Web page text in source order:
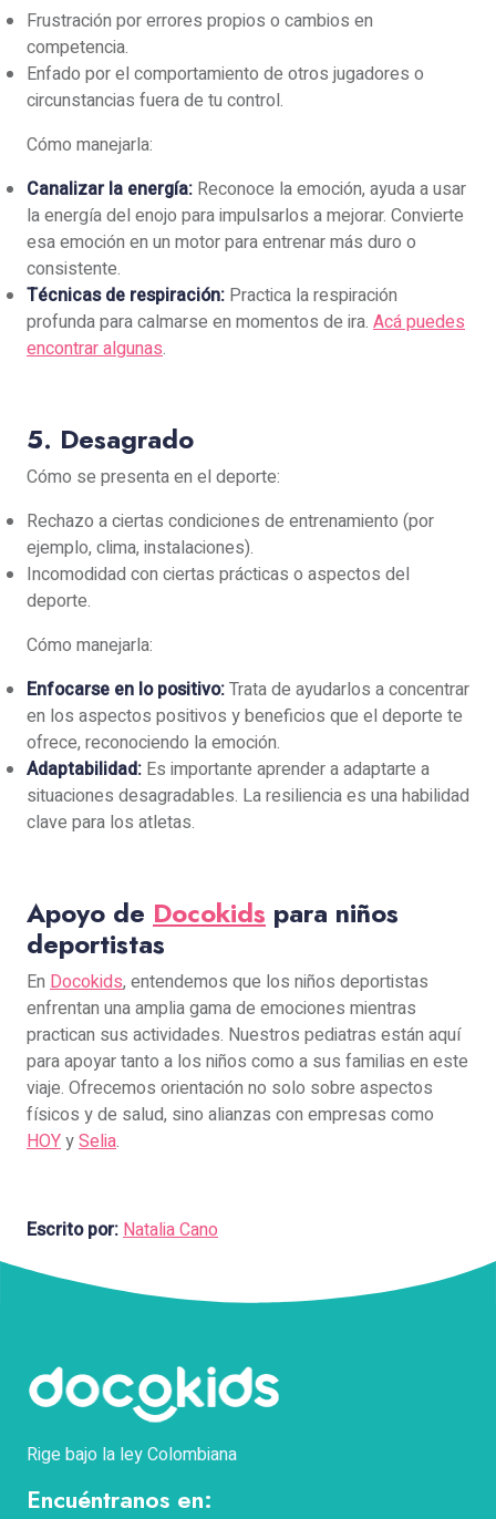
Frustración por errores propios o cambios en
competencia.
Enfado por el comportamiento de otros jugadores o
circunstancias fuera de tu control.
Cómo manejarla:
Canalizar la energía: Reconoce la emoción, ayuda a usar
la energía del enojo para impulsarlos a mejorar. Convierte
esa emoción en un motor para entrenar más duro o
consistente.
Técnicas de respiración: Practica la respiración
profunda para calmarse en momentos de ira. Acá puedes
encontrar algunas.
5. Desagrado
Cómo se presenta en el deporte:
Rechazo a ciertas condiciones de entrenamiento (por
ejemplo, clima, instalaciones).
Incomodidad con ciertas prácticas o aspectos del
deporte.
Cómo manejarla:
Enfocarse en lo positivo:Trata de ayudarlos a concentrar
en los aspectos positivos y beneficios que el deporte te
ofrece, reconociendo la emoción.
Adaptabilidad: Es importante aprender a adaptarte a
situaciones desagradables. La resiliencia es una habilidad
clave para los atletas.
Apoyo de Docokids para niños
deportistas
En Docokids, entendemos que los niños deportistas
enfrentan una amplia gama de emociones mientras
practican sus actividades. Nuestros pediatras están aquí
para apoyar tanto a los niños como a sus familias en este
viaje. Ofrecemos orientación no solo sobre aspectos
físicos y de salud, sino alianzas con empresas como
HOYySelia.
Escrito por:Natalia Cano
Rige bajo la ley Colombiana
Encuéntranos en: